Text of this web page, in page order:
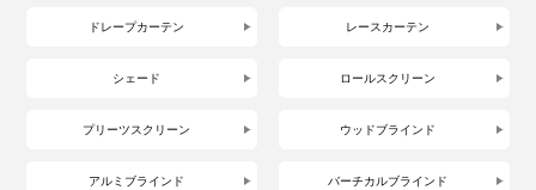
ドレープカーテン レースカーテン
シェード ロールスクリーン
プリーツスクリーン ウッドブラインド
アルミブラインド バーチカルブラインド